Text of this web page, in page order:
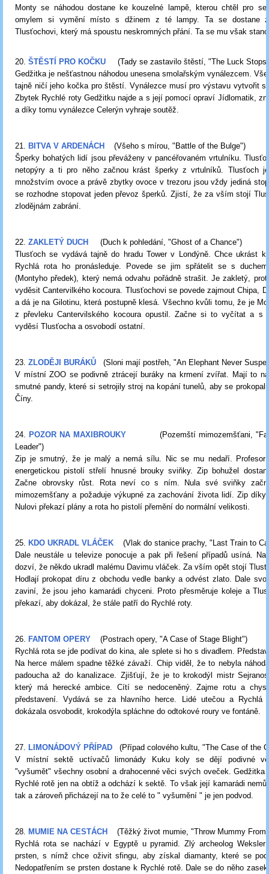
Monty se náhodou dostane ke kouzelné lampě, kterou chtěl pro
omylem si vymění místo s džinem z té lampy. Ta se dostane
Tlusťochovi, který má spoustu neskromných přání. Ta se mu však
20. ŠTĚSTÍ PRO KOČKU (Tady se zastavilo štěstí, "The Luck Stops
Gedžitka je nešťastnou náhodou unesena smolařským vynálezcem.
tajně ničí jeho kočka pro štěstí. Vynálezce musí pro výstavu vytvořit
Zbytek Rychlé roty Gedžitku najde a s její pomocí opraví Jídlomatik,
a díky tomu vynálezce Celerýn vyhraje soutěž.
21. BITVA V ARDENÁCH (Všeho s mírou, "Battle of the Bulge")
Šperky bohatých lidí jsou převáženy v pancéřovaném vrtulníku.
netopýry a ti pro něho začnou krást šperky z vrtulníků. Tlusťoch
množstvím ovoce a právě zbytky ovoce v trezoru jsou vždy jediná
se rozhodne stopovat jeden převoz šperků. Zjistí, že za vším stojí
zlodějnám zabrání.
22. ZAKLETÝ DUCH (Duch k pohledání, "Ghost of a Chance")
Tlusťoch se vydává tajně do hradu Tower v Londýně. Chce ukrást
Rychlá rota ho pronásleduje. Povede se jim spřátelit se s
(Montyho předek), který nemá odvahu pořádně strašit. Je zakletý,
vyděsit Cantervilkého kocoura. Tlusťochovi se povede zajmout Chipa,
a dá je na Gilotinu, která postupně klesá. Všechno kvůli tomu, že je
z převleku Cantervilského kocoura opustil. Začne si to vyčítat a s
vyděsí Tlusťocha a osvobodí ostatní.
23. ZLODĚJI BURÁKŮ (Sloni mají postřeh, "An Elephant Never
V místní ZOO se podivně ztrácejí buráky na krmení zvířat. Mají to
smutné pandy, které si setrojily stroj na kopání tunelů, aby se
Číny.
24. POZOR NA MAXIBROUKY
(Pozemští mimozemšťani,
Leader")
Zip je smutný, že je malý a nemá sílu. Nic se mu nedaří. Profesor
energetickou pistolí střelí hnusné brouky sviňky. Zip bohužel
Začne obrovsky růst. Rota neví co s ním. Nula své sviňky
mimozemšťany a požaduje výkupné za zachování života lidí. Zip
Nulovi překazí plány a rota ho pistolí přemění do normální velikosti.
25. KDO UKRADL VLÁČEK (Vlak do stanice prachy, "Last Train to
Dale neustále u televize ponocuje a pak při řešení případů usíná.
dozví, že někdo ukradl malému Davimu vláček. Za vším opět stojí
Hodlají prokopat díru z obchodu vedle banky a odvést zlato. Dale
zaviní, že jsou jeho kamarádi chyceni. Proto přesměruje koleje a
překazí, aby dokázal, že stále patří do Rychlé roty.
26. FANTOM OPERY (Postrach opery, "A Case of Stage Blight")
Rychlá rota se jde podívat do kina, ale splete si ho s divadlem.
Na herce málem spadne těžké závaží. Chip viděl, že to nebyla
padoucha až do kanalizace. Zjišťují, že je to krokodýl mistr
který má herecké ambice. Cítí se nedoceněný. Zajme rotu a
představení. Vydává se za hlavního herce. Lidé utečou a Rychlá
dokázala osvobodit, krokodýla spláchne do odtokové roury ve fontáně.
27. LIMONÁDOVÝ PŘÍPAD (Případ colového kultu, "The Case of the
V místní sektě uctívačů limonády Kuku koly se dějí podivné
"vyšumět" všechny osobní a drahocenné věci svých oveček.
Rychlé rotě jen na obtíž a odchází k sektě. To však její kamarádi
tak a zároveň přicházejí na to že celé to " vyšumění " je jen podvod.
28. MUMIE NA CESTÁCH (Těžký život mumie, "Throw Mummy From
Rychlá rota se nachází v Egyptě u pyramid. Zlý archeolog Weksler
prsten, s nímž chce oživit sfingu, aby získal diamanty, které se
Nedopatřením se prsten dostane k Rychlé rotě. Dale se do něho